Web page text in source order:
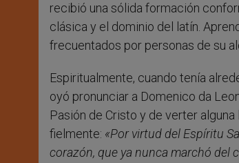
recibió una sólida formación
clásica y el dominio del latín.
frecuentados por personas de su
Espiritualmente, cuando tenía
oyó pronunciar a Domenico da
Pasión de Cristo y de verter
fielmente: «Por virtud del Espíritu
corazón, que ya nunca marchó del